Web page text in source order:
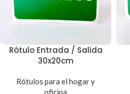
Rótulo Entrada / Salida
30x20cm
Rótulos para el hogar y
oficina